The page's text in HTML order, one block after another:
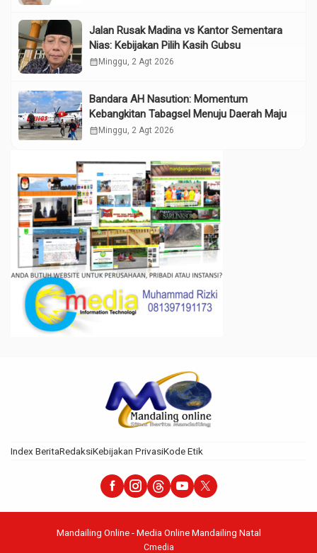
Jalan Rusak Madina vs Kantor Sementara
Nias: Kebijakan Pilih Kasih Gubsu
calendar_month Minggu, 2 Agt 2026
Bandara AH Nasution: Momentum
Kebangkitan Tabagsel Menuju Daerah Maju
calendar_month Minggu, 2 Agt 2026
Index BeritaRedaksiKebijakan PrivasiKode Etik
Mandailing Online - Media Online Mandailing Natal
Cmedia